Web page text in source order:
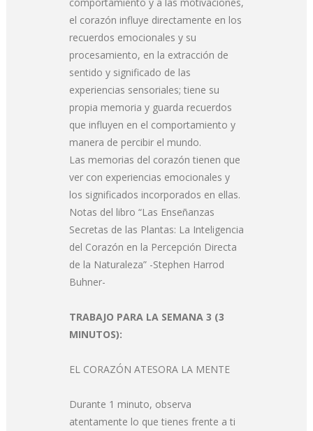
comportamiento y a las motivaciones,
el corazón influye directamente en los
recuerdos emocionales y su
procesamiento, en la extracción de
sentido y significado de las
experiencias sensoriales; tiene su
propia memoria y guarda recuerdos
que influyen en el comportamiento y
manera de percibir el mundo.
Las memorias del corazón tienen que
ver con experiencias emocionales y
los significados incorporados en ellas.
Notas del libro “Las Enseñanzas
Secretas de las Plantas: La Inteligencia
del Corazón en la Percepción Directa
de la Naturaleza” -Stephen Harrod
Buhner-
TRABAJO PARA LA SEMANA 3 (3
MINUTOS):
EL CORAZÓN ATESORA LA MENTE
Durante 1 minuto, observa
atentamente lo que tienes frente a ti